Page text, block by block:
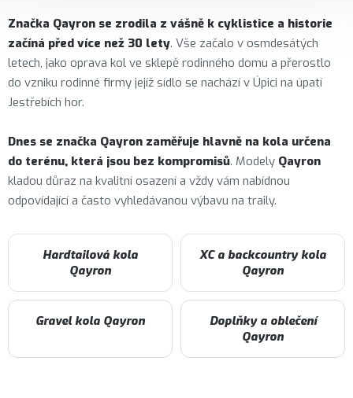
Značka Qayron se zrodila z vášně k cyklistice a historie
začíná před více než 30 lety. Vše začalo v osmdesátých
letech, jako oprava kol ve sklepě rodinného domu a přerostlo
do vzniku rodinné firmy jejíž sídlo se nachází v Úpici na úpatí
Jestřebích hor.
Dnes se značka Qayron zaměřuje hlavně na kola určena
do terénu, která jsou bez kompromisů. Modely Qayron
kladou důraz na kvalitní osazení a vždy vám nabídnou
odpovídající a často vyhledávanou výbavu na traily.
Hardtailová kola
Qayron
XC a backcountry kola
Qayron
Gravel kola Qayron
Doplňky a oblečení
Qayron